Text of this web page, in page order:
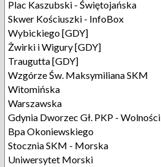
Plac Kaszubski - Świętojańska
Skwer Kościuszki - InfoBox
Wybickiego [GDY]
Żwirki i Wigury [GDY]
Traugutta [GDY]
Wzgórze Św. Maksymiliana SKM
Witomińska
Warszawska
Gdynia Dworzec Gł. PKP - Wolności
Bpa Okoniewskiego
Stocznia SKM - Morska
Uniwersytet Morski